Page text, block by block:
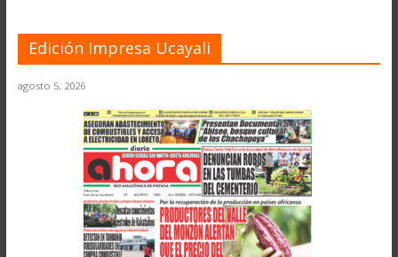
Edición Impresa Ucayali
agosto 5, 2026